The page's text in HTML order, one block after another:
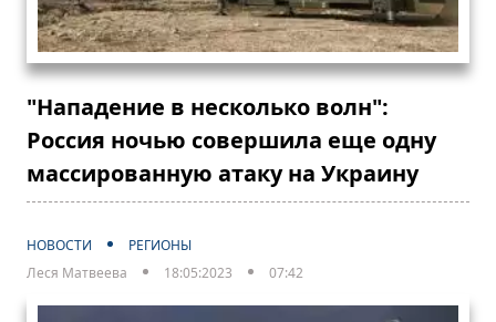
"Нападение в несколько волн":
Россия ночью совершила еще одну
массированную атаку на Украину
НОВОСТИ
РЕГИОНЫ
Леся Матвеева
18:05:2023 07:42